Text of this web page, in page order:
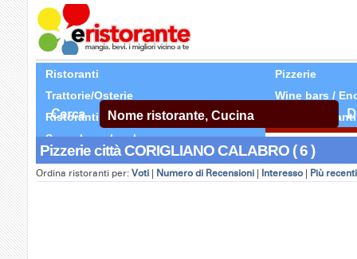
Ristoranti
Pizzerie
Trattorie/Osterie
Wine bars /
Ristoranti Etnici
Tutti Ristoranti
Segnala un locale
Cerca
Pizzerie città CORIGLIANO CALABRO ( 6 )
Ordina ristoranti per: Voti Numero di Recensioni Interesso Più recenti